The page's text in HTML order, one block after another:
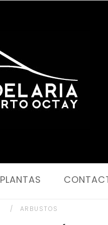
PLANTAS
ARBUSTOS